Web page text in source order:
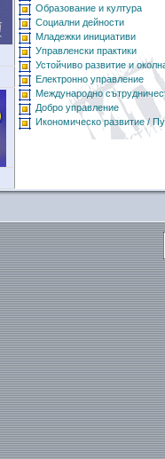
Образование и култура
Социални дейности
Младежки инициативи
Управленски практики
Устойчиво развитие и
Електронно управление
Международно
Добро управление
Икономическо развитие /